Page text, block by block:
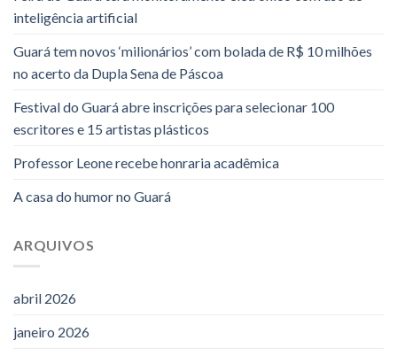
inteligência artificial
Guará tem novos ‘milionários’ com bolada de R$ 10 milhões
no acerto da Dupla Sena de Páscoa
Festival do Guará abre inscrições para selecionar 100
escritores e 15 artistas plásticos
Professor Leone recebe honraria acadêmica
A casa do humor no Guará
ARQUIVOS
abril 2026
janeiro 2026